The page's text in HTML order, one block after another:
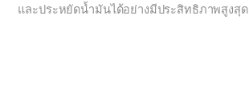
และประหยัดน้ำมันได้อย่างมีประสิทธิภาพสูงสุด